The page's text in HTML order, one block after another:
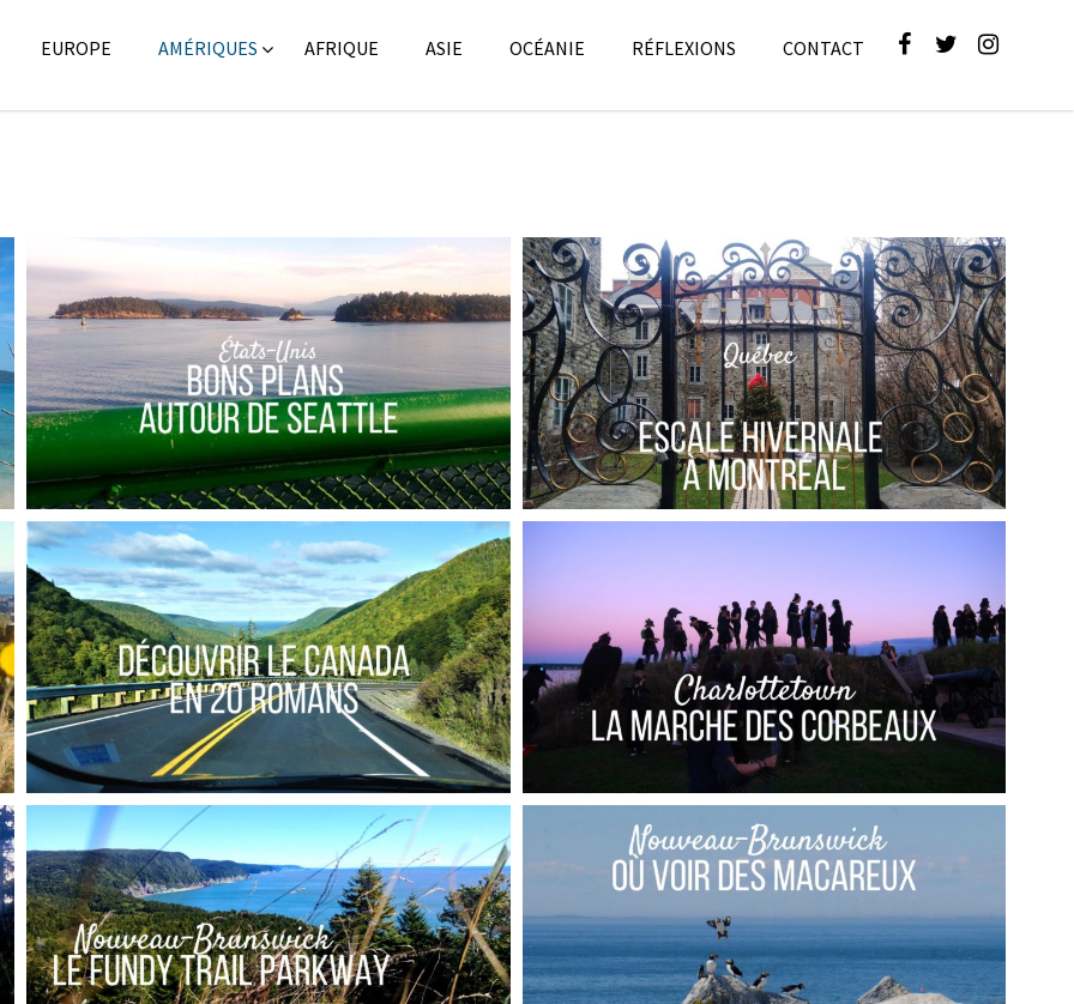
EUROPE AMÉRIQUES AFRIQUE ASIE OCÉANIE RÉFLEXIONS CONTACT
ÉTATS-UNIS // BONS PLANS BUDGET AUTOUR
DE SEATTLE
Audrey Amérique du Nord,Amériques,
Blog Blog
VINGT LIVRES POUR VOYAGER À TRAVERS LE
CANADA
Audrey Amérique du Nord ,Amériques
ÎLE DU PRINCE ÉDOUARD // LA MARCHE DES
CORBEAUX DE CHARLOTTETOWN
Amérique du Nord,Amériques
Blog